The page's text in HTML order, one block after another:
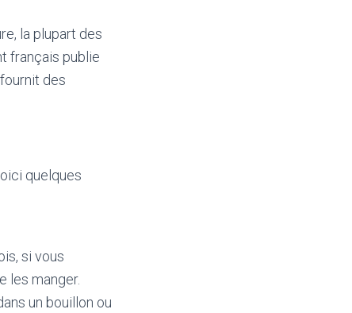
la plupart des
français publie
des
quelques
si vous
les manger.
un bouillon ou